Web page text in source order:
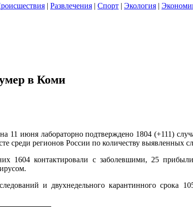
| Развлечения | Спорт | Экология |
в Коми
июня лабораторно подтверждено 1804 (+111)
среди регионов России по количеству выявленных
1604 контактировали с заболевшими, 25
и двухнедельного карантинного срока